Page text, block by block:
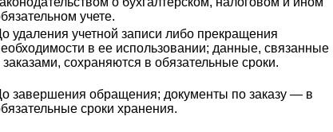
учете.
удаления учетной записи либо прекращения
в ее использовании; данные, связанные
заказами, сохраняются в обязательные сроки.
завершения обращения; документы по заказу — в
сроки хранения.